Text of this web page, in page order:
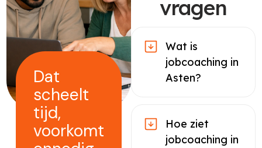
Dat
scheelt
tijd,
voorkomt
vragen
Wat is
jobcoaching in
Asten?
Hoe ziet
jobcoaching in